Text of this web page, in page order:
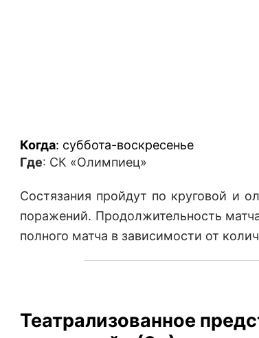
Когда: суббота-воскресенье
Где: СК «Олимпиец»
Состязания пройдут по круговой и
поражений. Продолжительность
полного матча в зависимости от
Театрализованное